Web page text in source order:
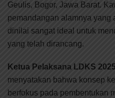
Geulis, Bogor, Jawa Barat.
pemandangan alamnya yang
dinilai sangat ideal untuk
yang telah dirancang.
Ketua Pelaksana LDKS
menyatakan bahwa konsep
berfokus pada pembentukan